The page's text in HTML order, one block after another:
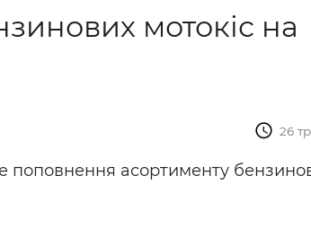
мотокіс на
26
асортименту